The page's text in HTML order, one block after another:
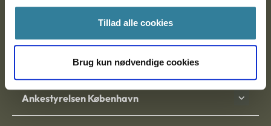
Tillad alle cookies
Brug kun nødvendige cookies
Ankestyrelsen Aalborg
Ankestyrelsen København